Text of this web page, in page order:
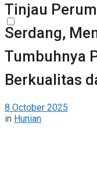
Tinjau
Serdang,
Tumbuhnya
Berkualitas
8 October 2025
in Hunian